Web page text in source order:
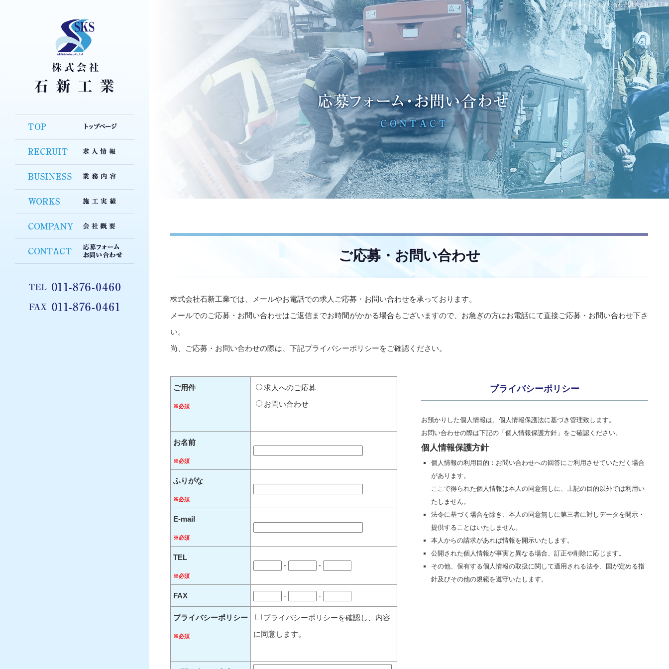
応募フォーム・お問い合わせ|株式会社石新工業
ご応募・お問い合わせ
株式会社石新工業では、メールやお電話での求人ご応募・お問い合わせを承っております。
メールでのご応募・お問い合わせはご返信までお時間がかかる場合もございますので、お急ぎの方はお電話にて直接ご応募・お問い合わせ下さ
い。
尚、ご応募・お問い合わせの際は、下記プライバシーポリシーをご確認ください。
ご用件
※必須
求人へのご応募
お問い合わせ
お名前
※必須
ふりがな
※必須
E-mail
※必須
TEL
※必須
- -
FAX - -
プライバシーポリシー
※必須
プライバシーポリシーを確認し、内容
に同意します。
プライバシーポリシー
お預かりした個人情報は、個人情報保護法に基づき管理致します。
お問い合わせの際は下記の「個人情報保護方針」をご確認ください。
個人情報保護方針
個人情報の利用目的：お問い合わせへの回答にご利用させていただく場合
があります。
ここで得られた個人情報は本人の同意無しに、上記の目的以外では利用い
たしません。
法令に基づく場合を除き、本人の同意無しに第三者に対しデータを開示・
提供することはいたしません。
本人からの請求があれば情報を開示いたします。
公開された個人情報が事実と異なる場合、訂正や削除に応じます。
その他、保有する個人情報の取扱に関して適用される法令、国が定める指
針及びその他の規範を遵守いたします。